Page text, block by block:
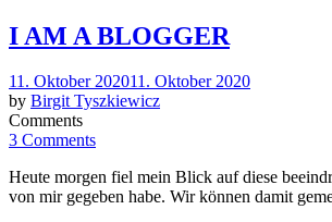
I AM A BLOGGER
Posted
on
11. Oktober 202011. Oktober 2020
by Birgit Tyszkiewicz
Comments
3 Comments
Heute morgen fiel mein Blick auf diese
von mir gegeben habe. Wir können damit